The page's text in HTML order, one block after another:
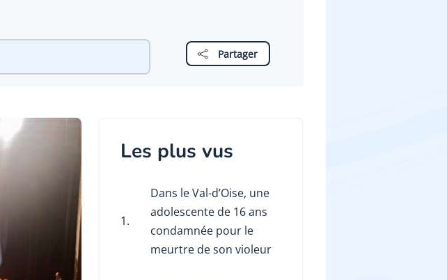
Partager
Les plus vus
1.
Dans le Val-d’Oise, une
adolescente de 16 ans
condamnée pour le
meurtre de son violeur